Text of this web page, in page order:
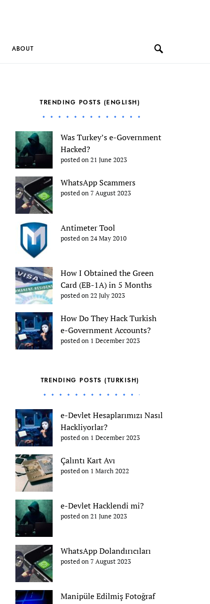
ABOUT
TRENDING POSTS (ENGLISH)
Was Turkey’s e-Government
Hacked?
posted on 21 June 2023
WhatsApp Scammers
posted on 7 August 2023
Antimeter Tool
posted on 24 May 2010
How I Obtained the Green
Card (EB-1A) in 5 Months
posted on 22 July 2023
How Do They Hack Turkish
e-Government Accounts?
posted on 1 December 2023
TRENDING POSTS (TURKISH)
e-Devlet Hesaplarımızı Nasıl
Hackliyorlar?
posted on 1 December 2023
Çalıntı Kart Avı
posted on 1 March 2022
e-Devlet Hacklendi mi?
posted on 21 June 2023
WhatsApp Dolandırıcıları
posted on 7 August 2023
Manipüle Edilmiş Fotoğraf